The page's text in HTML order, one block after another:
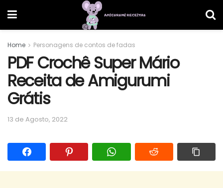
Home Personagens de contos de fadas
PDF Crochê Super Mário
Receita de Amigurumi
Grátis
13 de Agosto, 2022